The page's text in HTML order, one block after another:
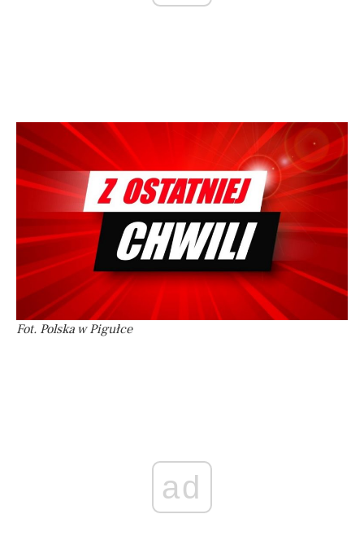
Fot. Polska w Pigułce
ad